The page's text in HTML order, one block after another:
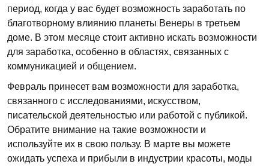
период, когда у вас будет возможность заработать по
благотворному влиянию планеты Венеры в третьем
доме. В этом месяце стоит активно искать возможности
для заработка, особенно в областях, связанных с
коммуникацией и общением.
Февраль принесет вам возможности для заработка,
связанного с исследованиями, искусством,
писательской деятельностью или работой с публикой.
Обратите внимание на такие возможности и
используйте их в свою пользу. В марте вы можете
ожидать успеха и прибыли в индустрии красоты, моды